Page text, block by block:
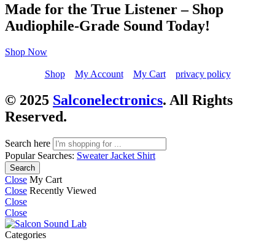
Made for the True Listener – Shop
Audiophile-Grade Sound Today!
Shop Now
Shop My Account My Cart privacy policy
© 2025 Salconelectronics. All Rights
Reserved.
Search here
Popular Searches: SweaterJacket Shirt
Search
Close My Cart
Close Recently Viewed
Close
Close
Categories